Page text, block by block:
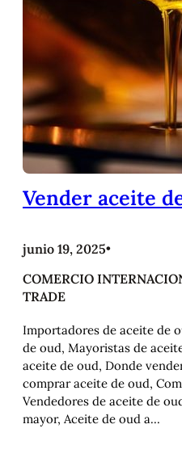
Vender aceite
junio 19, 2025•
COMERCIO
TRADE
Importadores de aceite de
de oud, Mayoristas de
aceite de oud, Donde
comprar aceite de oud,
Vendedores de aceite de
mayor, Aceite de oud a…